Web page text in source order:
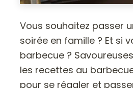
Vous souhaitez passer
soirée en famille ? Et si
barbecue ?
les recettes au
pour se régaler et